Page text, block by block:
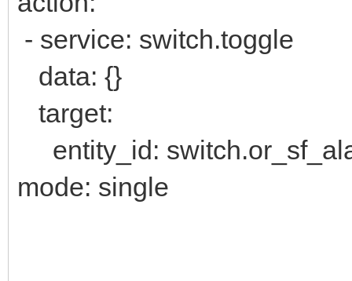
- service: switch.toggle
data: {}
target:
entity_id:
mode: single